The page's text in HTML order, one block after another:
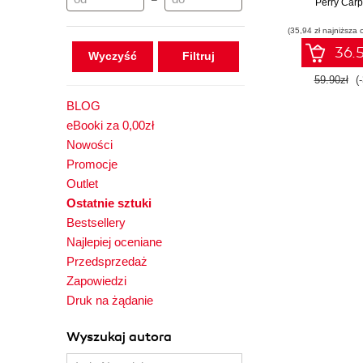
Wyczyść
BLOG
eBooki za 0,00zł
Nowości
Promocje
Outlet
Ostatnie sztuki
Bestsellery
Najlepiej oceniane
Przedsprzedaż
Zapowiedzi
Druk na żądanie
Wyszukaj autora
cyfrowych
Perry
(35,94 zł najniższa
59.90zł